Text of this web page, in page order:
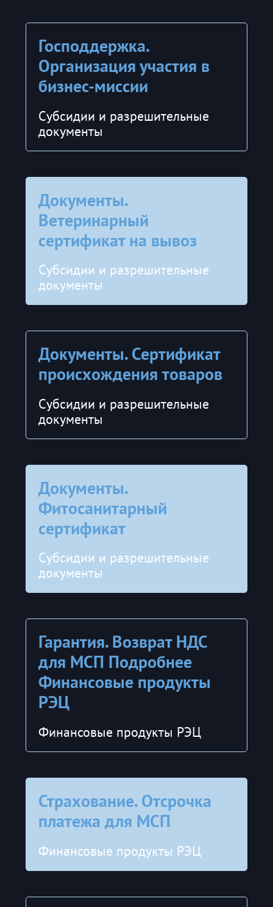
Господдержка.
Организация участия в
бизнес-миссии
Субсидии и разрешительные
документы
Документы.
Ветеринарный
сертификат на вывоз
Субсидии и разрешительные
документы
Документы. Сертификат
происхождения товаров
Субсидии и разрешительные
документы
Документы.
Фитосанитарный
сертификат
Субсидии и разрешительные
документы
Гарантия. Возврат НДС
для МСП Подробнее
Финансовые продукты
РЭЦ
Финансовые продукты РЭЦ
Страхование. Отсрочка
платежа для МСП
Финансовые продукты РЭЦ